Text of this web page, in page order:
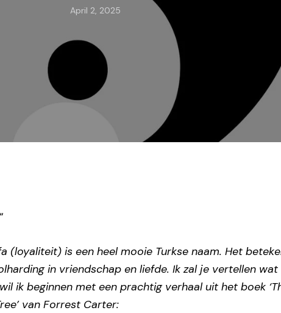
April 2, 2025
“
(loyaliteit) is een heel mooie Turkse naam. Het
in vriendschap en liefde. Ik zal je vertellen
ik beginnen met een prachtig verhaal uit het boek
van Forrest Carter: